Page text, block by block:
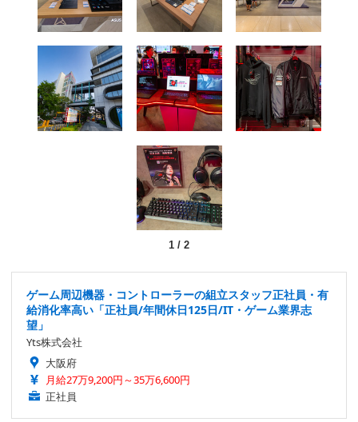
1/ 2
ゲーム周辺機器・コントローラーの組立スタッフ正社員・有
給消化率高い「正社員/年間休日125日/IT・ゲーム業界志
望」
Yts株式会社
大阪府
月給27万9,200円～35万6,600円
正社員